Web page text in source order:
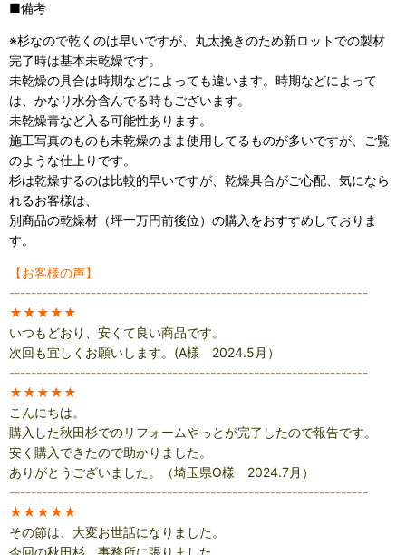
■備考
※杉なので乾くのは早いですが、丸太挽きのため新ロットでの製材
完了時は基本未乾燥です。
未乾燥の具合は時期などによっても違います。時期などによって
は、かなり水分含んでる時もございます。
未乾燥青など入る可能性あります。
施工写真のものも未乾燥のまま使用してるものが多いですが、ご覧
のような仕上りです。
杉は乾燥するのは比較的早いですが、乾燥具合がご心配、気になら
れるお客様は、
別商品の乾燥材（坪一万円前後位）の購入をおすすめしておりま
す。
【お客様の声】
------------------------------------------------------------------
★★★★★
いつもどおり、安くて良い商品です。
次回も宜しくお願いします。(A様 2024.5月）
------------------------------------------------------------------
★★★★★
こんにちは。
購入した秋田杉でのリフォームやっとが完了したので報告です。
安く購入できたので助かりました。
ありがとうございました。（埼玉県O様 2024.7月）
------------------------------------------------------------------
★★★★★
その節は、大変お世話になりました。
今回の秋田杉、事務所に張りました。